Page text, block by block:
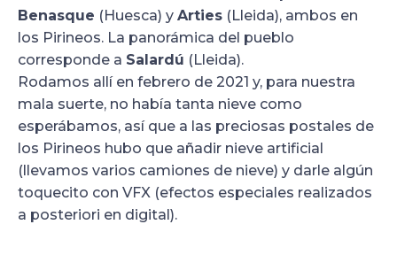
Benasque (Huesca) y Arties (Lleida), ambos en
los Pirineos. La panorámica del pueblo
corresponde a Salardú (Lleida).
Rodamos allí en febrero de 2021 y, para nuestra
mala suerte, no había tanta nieve como
esperábamos, así que a las preciosas postales de
los Pirineos hubo que añadir nieve artificial
(llevamos varios camiones de nieve) y darle algún
toquecito con VFX (efectos especiales realizados
a posteriori en digital).